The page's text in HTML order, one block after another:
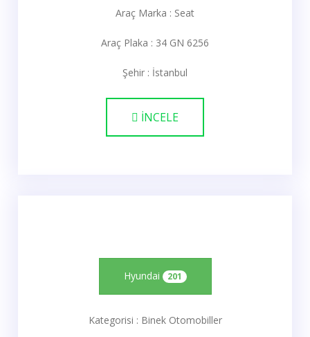
Araç Marka : Seat
Araç Plaka : 34 GN 6256
Şehir : İstanbul
İNCELE
Hyundai 201
Kategorisi : Binek Otomobiller